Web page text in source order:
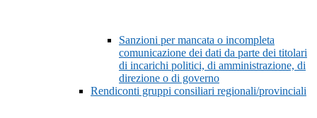
Sanzioni per mancata o incompleta
comunicazione dei dati da parte dei titolari
di incarichi politici, di amministrazione, di
direzione o di governo
Rendiconti gruppi consiliari regionali/provinciali